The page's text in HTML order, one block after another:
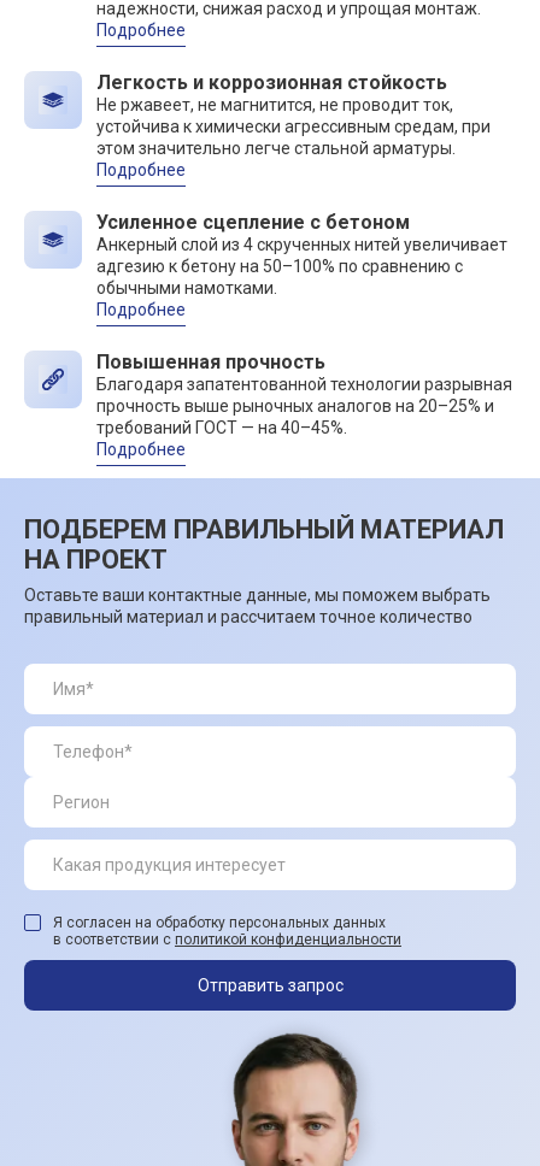
надежности, снижая расход и упрощая монтаж.
Подробнее
Легкость и коррозионная стойкость
Не ржавеет, не магнитится, не проводит ток,
устойчива к химически агрессивным средам, при
этом значительно легче стальной арматуры.
Подробнее
Усиленное сцепление с бетоном
Анкерный слой из 4 скрученных нитей увеличивает
адгезию к бетону на 50–100% по сравнению с
обычными намотками.
Подробнее
Повышенная прочность
Благодаря запатентованной технологии разрывная
прочность выше рыночных аналогов на 20–25% и
требований ГОСТ — на 40–45%.
Подробнее
ПОДБЕРЕМ ПРАВИЛЬНЫЙ МАТЕРИАЛ
НА ПРОЕКТ
Оставьте ваши контактные данные, мы поможем выбрать
правильный материал и рассчитаем точное количество
Я согласен на обработку персональных данных
в соответствии с политикой конфиденциальности
Отправить запрос